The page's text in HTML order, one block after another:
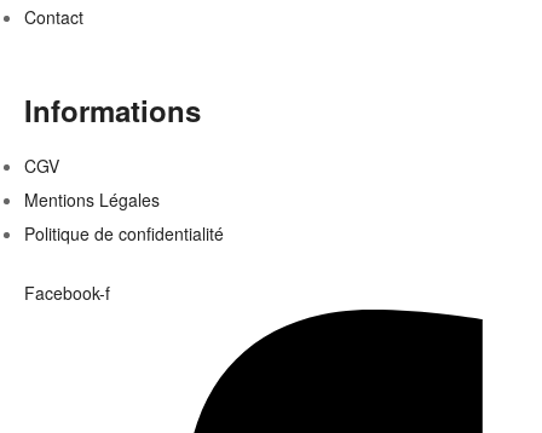
Contact
Informations
CGV
Mentions Légales
Politique de confidentialité
Facebook-f